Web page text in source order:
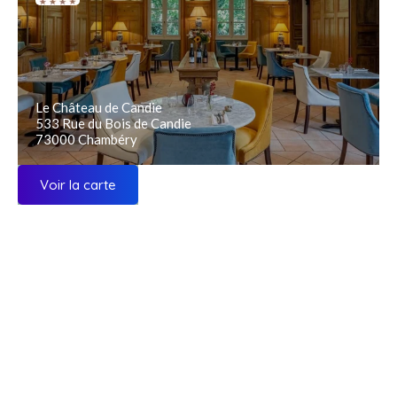
Le Château de Candie
533 Rue du Bois de Candie
73000 Chambéry
Voir la carte